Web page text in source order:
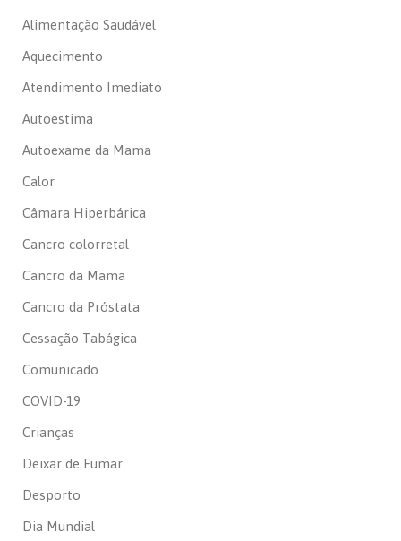
Alimentação Saudável
Aquecimento
Atendimento Imediato
Autoestima
Autoexame da Mama
Calor
Câmara Hiperbárica
Cancro colorretal
Cancro da Mama
Cancro da Próstata
Cessação Tabágica
Comunicado
COVID-19
Crianças
Deixar de Fumar
Desporto
Dia Mundial